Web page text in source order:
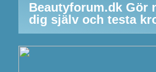
Beautyforum.dk Gör
dig själv och testa